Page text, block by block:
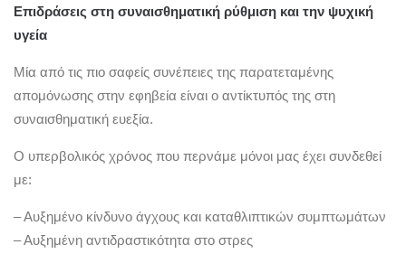
Επιδράσεις στη συναισθηματική ρύθμιση και την ψυχική
υγεία
Μία από τις πιο σαφείς συνέπειες της παρατεταμένης
απομόνωσης στην εφηβεία είναι ο αντίκτυπός της στη
συναισθηματική ευεξία.
Ο υπερβολικός χρόνος που περνάμε μόνοι μας έχει συνδεθεί
με:
– Αυξημένο κίνδυνο άγχους και καταθλιπτικών συμπτωμάτων
– Αυξημένη αντιδραστικότητα στο στρες